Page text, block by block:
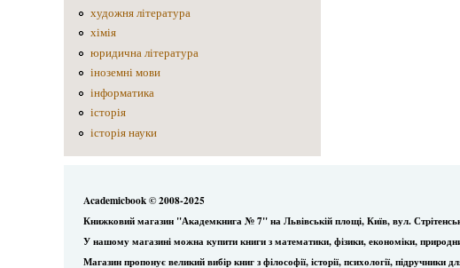
художня література
хімія
юридична література
іноземні мови
інформатика
історія
історія науки
Academicbook © 2008-2025
Книжковий магазин "Академкнига № 7" на Львівській площі, Київ, вул.
У нашому магазині можна купити книги з математики, фізики, економіки,
Магазин пропонує великий вибір книг з філософії, історії, психології,